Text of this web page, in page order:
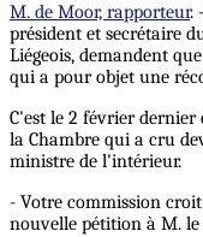
M. de Moor, rapporteur.
président et secrétaire
Liégeois, demandent
qui a pour objet une
C'est le 2 février dernier
la Chambre qui a cru
ministre de l'intérieur.
- Votre commission
nouvelle pétition à M.